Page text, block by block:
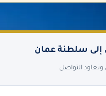
سلطنة عمان
التواصل